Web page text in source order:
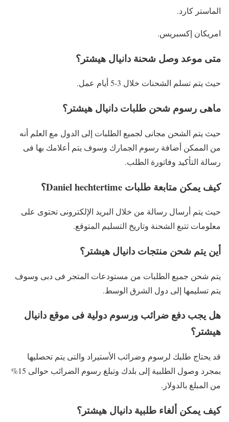
الماستر كارد.
امريكان إكسبريس.
متى موعد وصل شحنة دانيال هيشتر؟
حيث يتم تسلم الشحنات خلال 3-5 أيام عمل.
ماهى رسوم شحن طلبات دانيال هيشتر؟
حيث يتم الشحن مجانى لجميع الطلبات إلى الدول مع العلم أنه
من الممكن أضافة رسوم الجمارك وسوف يتم أعلامك بها فى
رسالة التأكيد وفاتورة الطلب.
كيف يمكن متابعة طلبات Daniel hechtertime؟
حيث يتم أرسال رسالة من خلال البريد الإلكترونى تحتوى على
معلومات تتبع الشحنة وتاريخ التسليم المتوقع.
أين يتم شحن منتجات دانيال هيشتر؟
يتم شحن جميع الطلبات من مستودعات المتجر فى دبى وسوف
يتم تسليمها إلى دول الشرق الوسط.
هل يجب دفع ضرائب ورسوم دولية فى موقع دانيال
هيشتر؟
قد يحتاج طلبك لرسوم وضرائب الأستيراد والتى يتم تحصليها
بمجرد وصول الطلبية إلى بلدك وتبلغ رسوم الضرائب حوالى 15%
من المبلغ بالدولار.
كيف يمكن ألغاء طلبية دانيال هيشتر؟